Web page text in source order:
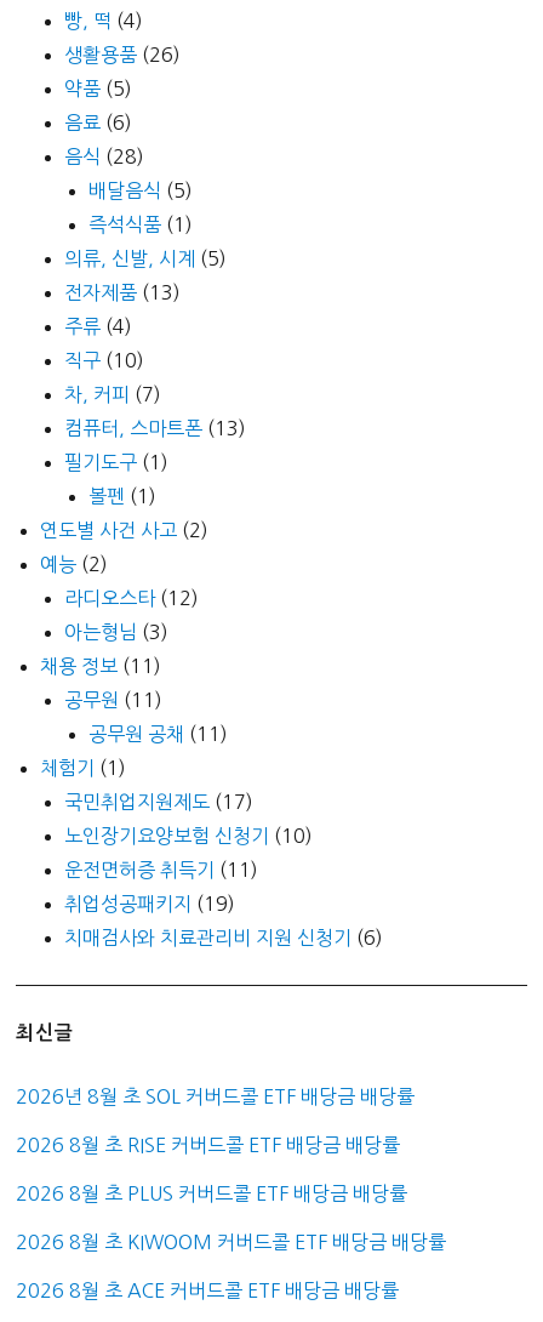
빵, 떡 (4)
생활용품 (26)
약품 (5)
음료 (6)
음식 (28)
배달음식 (5)
즉석식품 (1)
의류, 신발, 시계 (5)
전자제품 (13)
주류 (4)
직구 (10)
차, 커피 (7)
컴퓨터, 스마트폰 (13)
필기도구 (1)
볼펜 (1)
연도별 사건 사고 (2)
예능 (2)
라디오스타(12)
아는형님 (3)
채용 정보 (11)
공무원 (11)
공무원 공채 (11)
체험기
(1)
국민취업지원제도 (17)
노인장기요양보험 신청기
(10)
운전면허증 취득기
(11)
취업성공패키지
(19)
치매검사와 치료관리비 지원 신청기
(6)
최신글
2026년 8월 초 SOL 커버드콜 ETF 배당금 배당률
2026 8월 초 RISE 커버드콜 ETF 배당금 배당률
2026 8월 초 PLUS 커버드콜 ETF 배당금 배당률
2026 8월 초 KIWOOM 커버드콜 ETF 배당금 배당률
2026 8월 초 ACE 커버드콜 ETF 배당금 배당률